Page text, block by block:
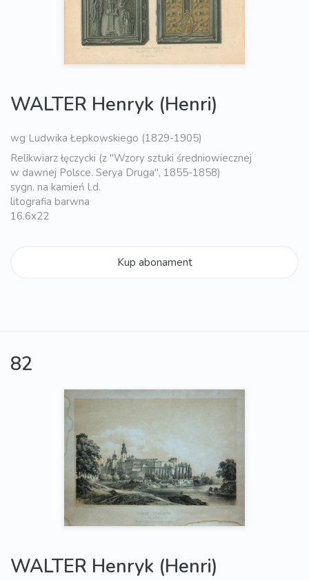
WALTER Henryk (Henri)
wg Ludwika Łepkowskiego (1829-1905)
Relikwiarz łęczycki (z "Wzory sztuki średniowiecznej
w dawnej Polsce. Serya Druga", 1855-1858)
sygn. na kamień l.d.
litografia barwna
16.6x22
Kup abonament
82
WALTER Henryk (Henri)